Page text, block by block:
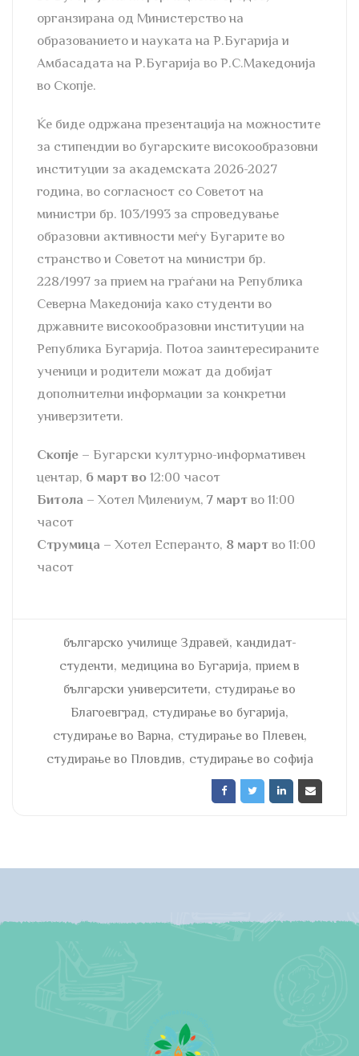
органзирана од Министерство на
образованието и науката на Р.Бугарија и
Амбасадата на Р.Бугарија во Р.С.Македонија
во Скопје.
Ќе биде одржана презентација на можностите
за стипендии во бугарските високообразовни
институции за академската 2026-2027
година, во согласност со Советот на
министри бр. 103/1993 за спроведување
образовни активности меѓу Бугарите во
странство и Советот на министри бр.
228/1997 за прием на граѓани на Република
Северна Македонија како студенти во
државните високообразовни институции на
Република Бугарија. Потоа заинтересираните
ученици и родители можат да добијат
дополнителни информации за конкретни
универзитети.
Скопје – Бугарски културно-информативен
центар, 6 март во 12:00 часот
Битола – Хотел Милениум, 7 март во 11:00
часот
Струмица – Хотел Есперанто, 8 март во 11:00
часот
българско училище Здравей,кандидат-
студенти, медицина во Бугарија, прием в
български университети, студирање во
Благоевград, студирање во бугарија,
студирање во Варна, студирање во Плевен,
студирање во Пловдив, студирање во софија